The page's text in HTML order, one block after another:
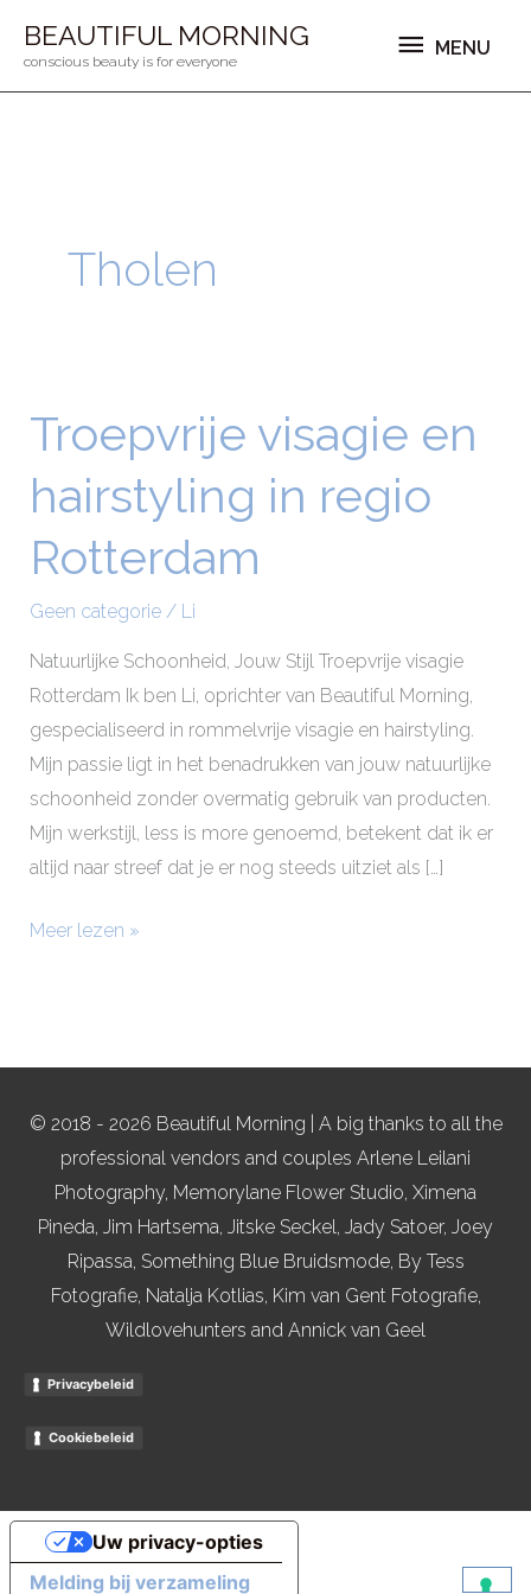
naarBEAUTIFUL MORNING
conscious beauty is for everyone
MENU
MENU
Tholen
Troepvrije visagie en
hairstyling in regio
Rotterdam
Geen categorie/ Li
Natuurlijke Schoonheid, Jouw Stijl Troepvrije visagie
Rotterdam Ik ben Li, oprichter van Beautiful Morning,
gespecialiseerd in rommelvrije visagie en hairstyling.
Mijn passie ligt in het benadrukken van jouw natuurlijke
schoonheid zonder overmatig gebruik van producten.
Mijn werkstijl, less is more genoemd, betekent dat ik er
altijd naar streef dat je er nog steeds uitziet als […]
Troepvrije
visagie
en
in
Rotterdam
Meer lezen »
© 2018 - 2026 Beautiful Morning | A big thanks to all the
professional vendors and couples Arlene Leilani
Photography, Memorylane Flower Studio, Ximena
Pineda, Jim Hartsema, Jitske Seckel, Jady Satoer, Joey
Ripassa, Something Blue Bruidsmode, By Tess
Fotografie, Natalja Kotlias, Kim van Gent Fotografie,
Wildlovehunters and Annick van Geel
Privacybeleid
Cookiebeleid
Melding bij verzameling
Uw privacy-opties